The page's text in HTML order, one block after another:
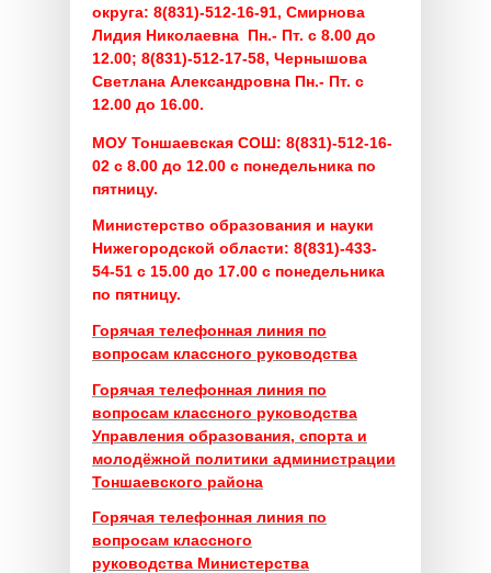
округа: 8(831)-512-16-91, Смирнова
Лидия Николаевна Пн.- Пт. с 8.00 до
12.00; 8(831)-512-17-58, Чернышова
Светлана Александровна Пн.- Пт. с
12.00 до 16.00.
МОУ Тоншаевская СОШ: 8(831)-512-16-
02 с 8.00 до 12.00 с понедельника по
пятницу.
Министерство образования и науки
Нижегородской области: 8(831)-433-
54-51 с 15.00 до 17.00 с понедельника
по пятницу.
Горячая телефонная линия по
вопросам классного руководства
Горячая телефонная линия по
вопросам классного руководства
Управления образования, спорта и
молодёжной политики администрации
Тоншаевского района
Горячая телефонная линия по
вопросам классного
руководства Министерства